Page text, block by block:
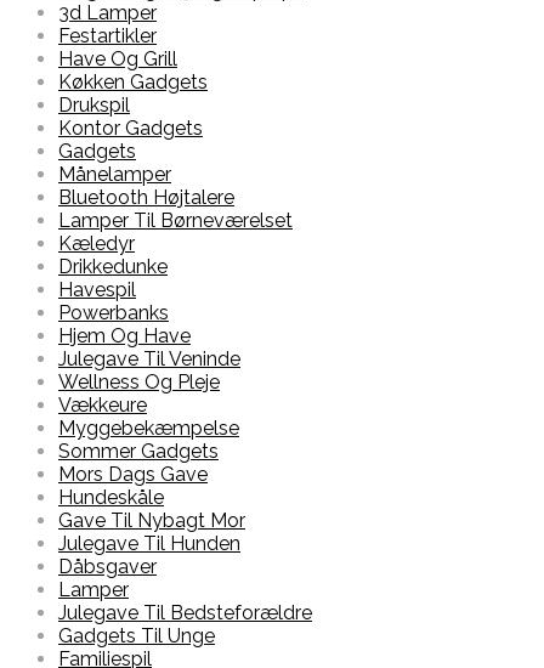
3d Lamper
Festartikler
Have Og Grill
Køkken Gadgets
Drukspil
Kontor Gadgets
Gadgets
Månelamper
Bluetooth Højtalere
Lamper Til Børneværelset
Kæledyr
Drikkedunke
Havespil
Powerbanks
Hjem Og Have
Julegave Til Veninde
Wellness Og Pleje
Vækkeure
Myggebekæmpelse
Sommer Gadgets
Mors Dags Gave
Hundeskåle
Gave Til Nybagt Mor
Julegave Til Hunden
Dåbsgaver
Lamper
Julegave Til Bedsteforældre
Gadgets Til Unge
Familiespil